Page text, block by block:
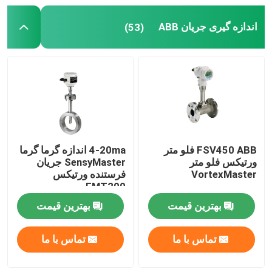
بازوی ربات اتوماسیون
دستگاه موقعیت دهی دیجیتال
اندازه گیری جریان ABB (53)
FSV450 ABB فلو متر
ورتیکس فلو متر
VortexMaster
بهترین قیمت
تماس با ما
4-20ma اندازه گرما گرما
SensyMaster جریان
فرستنده ورتیکس
FMT200
بهترین قیمت
تماس با ما